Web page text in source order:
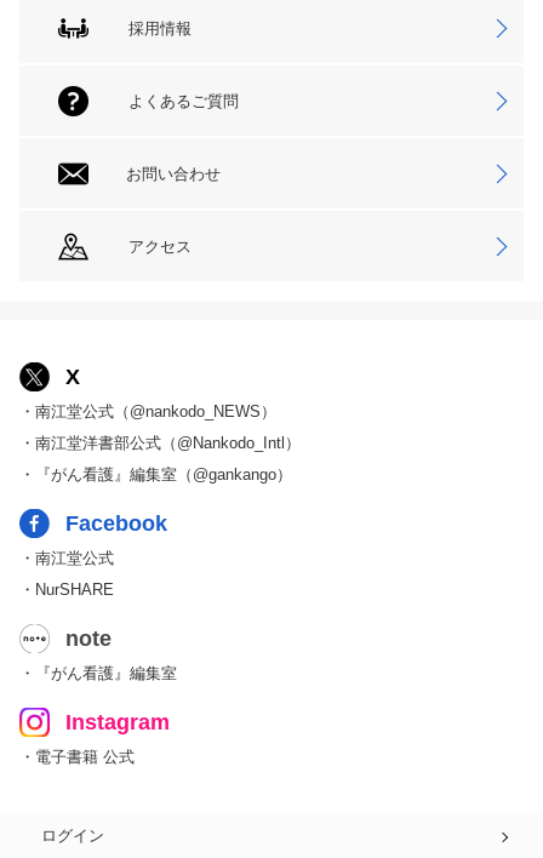
採用情報
よくあるご質問
お問い合わせ
アクセス
X
・南江堂公式（@nankodo_NEWS）
・南江堂洋書部公式（@Nankodo_Intl）
・『がん看護』編集室（@gankango）
Facebook
・南江堂公式
・NurSHARE
note
・『がん看護』編集室
Instagram
・電子書籍 公式
ログイン